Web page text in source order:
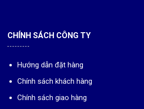
CHÍNH SÁCH CÔNG TY
Hướng dẫn đặt hàng
Chính sách khách hàng
Chính sách giao hàng